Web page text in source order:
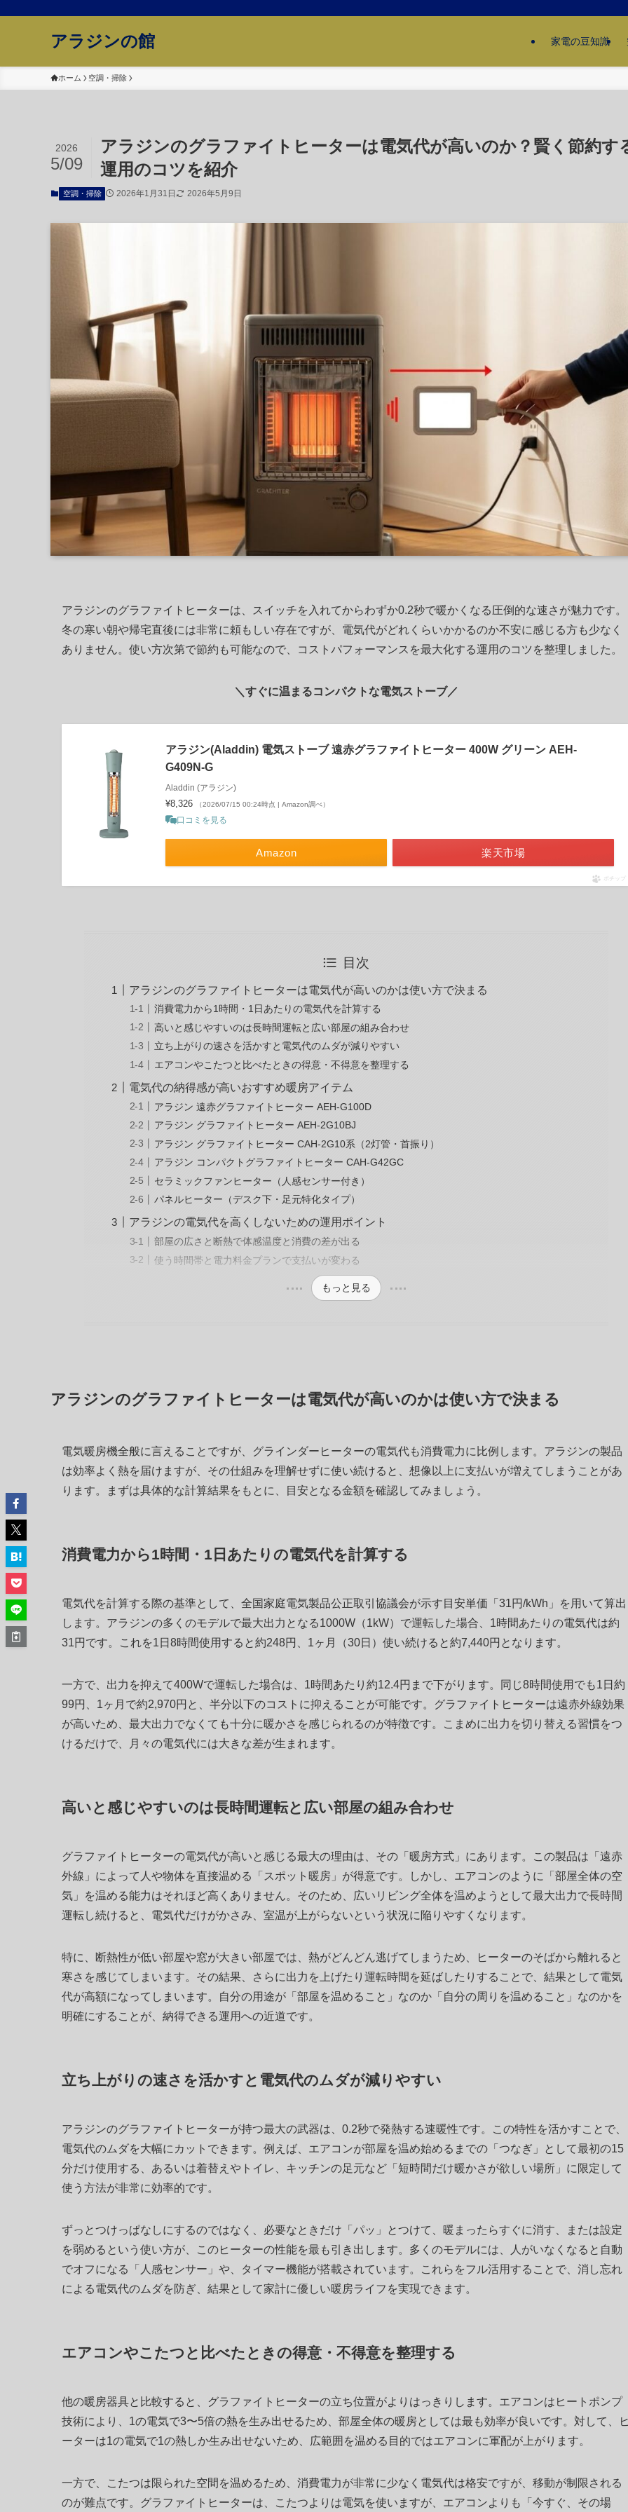
アラジンの館 家電の豆知識
ホーム 空調・掃除
アラジンのグラファイトヒーターは電気代が高いのか？賢く節約す
運用のコツを紹介
2026
5/09
空調・掃除 2026年1月31日 2026年5月9日
アラジンのグラファイトヒーターは、スイッチを入れてからわずか0.2秒で暖かくなる圧倒的な速さが魅力です。
冬の寒い朝や帰宅直後には非常に頼もしい存在ですが、電気代がどれくらいかかるのか不安に感じる方も少なく
ありません。使い方次第で節約も可能なので、コストパフォーマンスを最大化する運用のコツを整理しました。
＼すぐに温まるコンパクトな電気ストーブ／
アラジン(Aladdin) 電気ストーブ 遠赤グラファイトヒーター 400W グリーン AEH-
G409N-G
Aladdin (アラジン)
¥8,326 （2026/07/15 00:24時点 | Amazon調べ）
口コミを見る
Amazon 楽天市場
ポチップ
目次
アラジンのグラファイトヒーターは電気代が高いのかは使い方で決まる
消費電力から1時間・1日あたりの電気代を計算する
高いと感じやすいのは長時間運転と広い部屋の組み合わせ
立ち上がりの速さを活かすと電気代のムダが減りやすい
エアコンやこたつと比べたときの得意・不得意を整理する
電気代の納得感が高いおすすめ暖房アイテム
アラジン 遠赤グラファイトヒーター AEH-G100D
アラジン グラファイトヒーター AEH-2G10BJ
アラジン グラファイトヒーター CAH-2G10系（2灯管・首振り）
アラジン コンパクトグラファイトヒーター CAH-G42GC
セラミックファンヒーター（人感センサー付き）
パネルヒーター（デスク下・足元特化タイプ）
アラジンの電気代を高くしないための運用ポイント
部屋の広さと断熱で体感温度と消費の差が出る
使う時間帯と電力料金プランで支払いが変わる
もっと見る
アラジンのグラファイトヒーターは電気代が高いのかは使い方で決まる
電気暖房機全般に言えることですが、グラインダーヒーターの電気代も消費電力に比例します。アラジンの製品
は効率よく熱を届けますが、その仕組みを理解せずに使い続けると、想像以上に支払いが増えてしまうことがあ
ります。まずは具体的な計算結果をもとに、目安となる金額を確認してみましょう。
消費電力から1時間・1日あたりの電気代を計算する
電気代を計算する際の基準として、全国家庭電気製品公正取引協議会が示す目安単価「31円/kWh」を用いて算出
します。アラジンの多くのモデルで最大出力となる1000W（1kW）で運転した場合、1時間あたりの電気代は約
31円です。これを1日8時間使用すると約248円、1ヶ月（30日）使い続けると約7,440円となります。
一方で、出力を抑えて400Wで運転した場合は、1時間あたり約12.4円まで下がります。同じ8時間使用でも1日約
99円、1ヶ月で約2,970円と、半分以下のコストに抑えることが可能です。グラファイトヒーターは遠赤外線効果
が高いため、最大出力でなくても十分に暖かさを感じられるのが特徴です。こまめに出力を切り替える習慣をつ
けるだけで、月々の電気代には大きな差が生まれます。
高いと感じやすいのは長時間運転と広い部屋の組み合わせ
グラファイトヒーターの電気代が高いと感じる最大の理由は、その「暖房方式」にあります。この製品は「遠赤
外線」によって人や物体を直接温める「スポット暖房」が得意です。しかし、エアコンのように「部屋全体の空
気」を温める能力はそれほど高くありません。そのため、広いリビング全体を温めようとして最大出力で長時間
運転し続けると、電気代だけがかさみ、室温が上がらないという状況に陥りやすくなります。
特に、断熱性が低い部屋や窓が大きい部屋では、熱がどんどん逃げてしまうため、ヒーターのそばから離れると
寒さを感じてしまいます。その結果、さらに出力を上げたり運転時間を延ばしたりすることで、結果として電気
代が高額になってしまいます。自分の用途が「部屋を温めること」なのか「自分の周りを温めること」なのかを
明確にすることが、納得できる運用への近道です。
立ち上がりの速さを活かすと電気代のムダが減りやすい
アラジンのグラファイトヒーターが持つ最大の武器は、0.2秒で発熱する速暖性です。この特性を活かすことで、
電気代のムダを大幅にカットできます。例えば、エアコンが部屋を温め始めるまでの「つなぎ」として最初の15
分だけ使用する、あるいは着替えやトイレ、キッチンの足元など「短時間だけ暖かさが欲しい場所」に限定して
使う方法が非常に効率的です。
ずっとつけっぱなしにするのではなく、必要なときだけ「パッ」とつけて、暖まったらすぐに消す、または設定
を弱めるという使い方が、このヒーターの性能を最も引き出します。多くのモデルには、人がいなくなると自動
でオフになる「人感センサー」や、タイマー機能が搭載されています。これらをフル活用することで、消し忘れ
による電気代のムダを防ぎ、結果として家計に優しい暖房ライフを実現できます。
エアコンやこたつと比べたときの得意・不得意を整理する
他の暖房器具と比較すると、グラファイトヒーターの立ち位置がよりはっきりします。エアコンはヒートポンプ
技術により、1の電気で3〜5倍の熱を生み出せるため、部屋全体の暖房としては最も効率が良いです。対して、
ーターは1の電気で1の熱しか生み出せないため、広範囲を温める目的ではエアコンに軍配が上がります。
一方で、こたつは限られた空間を温めるため、消費電力が非常に少なく電気代は格安ですが、移動が制限される
のが難点です。グラファイトヒーターは、こたつよりは電気を使いますが、エアコンよりも「今すぐ、その場